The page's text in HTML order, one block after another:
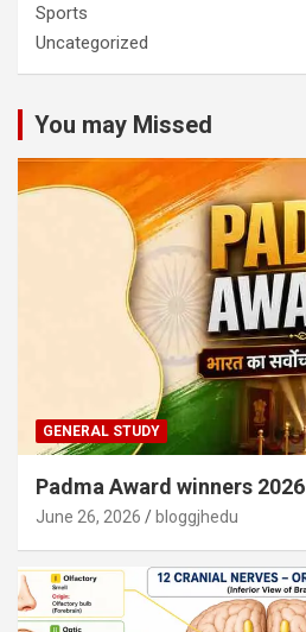
Sports
Uncategorized
You may Missed
GENERAL STUDY
Padma Award winners 2026
June 26, 2026 bloggjhedu